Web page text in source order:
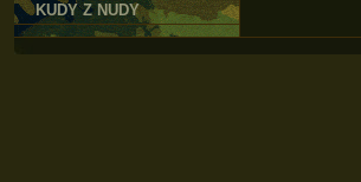
KUDY Z NUDY